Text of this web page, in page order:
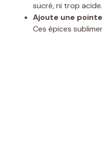
sucré, ni trop acide.
Ajoute une
Ces épices